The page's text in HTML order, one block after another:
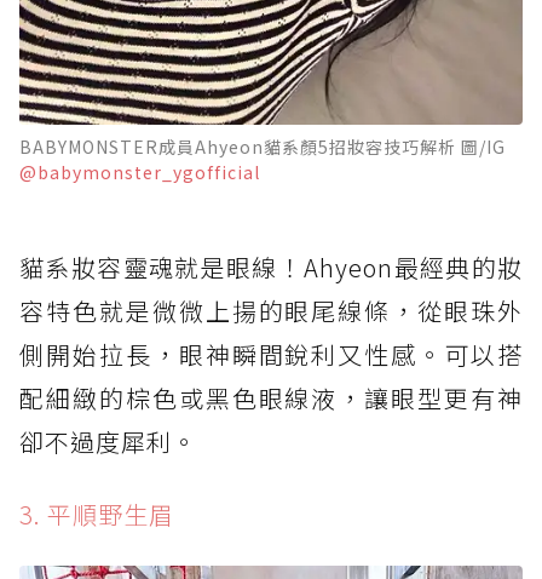
BABYMONSTER成員Ahyeon貓系顏5招妝容技巧解析 圖/IG
@babymonster_ygofficial
貓系妝容靈魂就是眼線！Ahyeon最經典的妝
容特色就是微微上揚的眼尾線條，從眼珠外
側開始拉長，眼神瞬間銳利又性感。可以搭
配細緻的棕色或黑色眼線液，讓眼型更有神
卻不過度犀利。
3. 平順野生眉